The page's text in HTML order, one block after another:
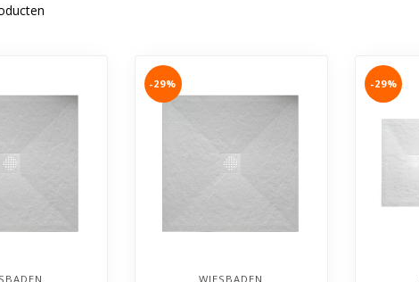
-29%
WIESBADEN
-29%